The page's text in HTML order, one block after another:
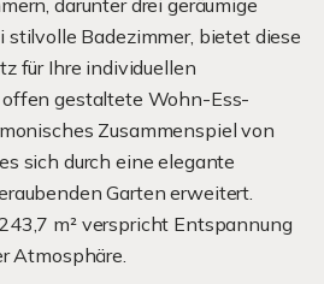
darunter drei geräumige
stilvolle Badezimmer, bietet diese
für Ihre individuellen
gestaltete Wohn-Ess-
Zusammenspiel von
sich durch eine elegante
Garten erweitert.
m² verspricht Entspannung
Atmosphäre.